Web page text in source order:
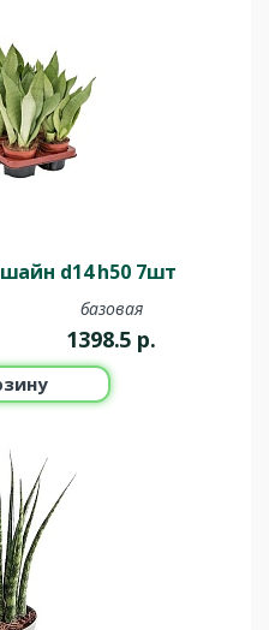
d14 h50 7шт
базовая
1398.5 р.